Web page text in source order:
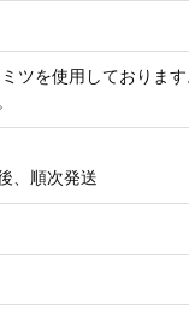
を使用しております
、順次発送